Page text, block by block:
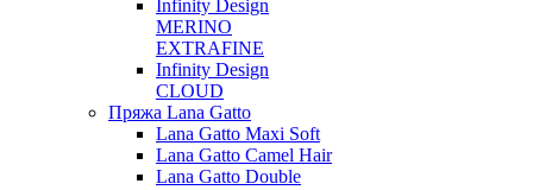
Infinity Design
MERINO
EXTRAFINE
Infinity Design
CLOUD
Пряжа Lana Gatto
Lana Gatto Maxi Soft
Lana Gatto Camel Hair
Lana Gatto Double